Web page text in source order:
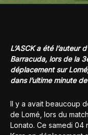
L’ASCK a été l’auteur
Barracuda, lors de la
déplacement sur
dans l’ultime minute
Il y a avait beaucoup
de Lomé, lors du
Lonato. Ce samedi 04